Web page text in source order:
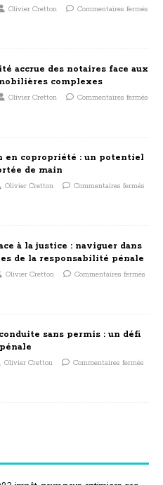
Olivier Cretton Commentaires fermés
accrue des notaires face aux
complexes
Olivier Cretton Commentaires fermés
en copropriété : un potentiel
de main
Olivier Cretton Commentaires fermés
à la justice : naviguer dans
de la responsabilité pénale
Olivier Cretton Commentaires fermés
sans permis : un défi
Olivier Cretton Commentaires fermés